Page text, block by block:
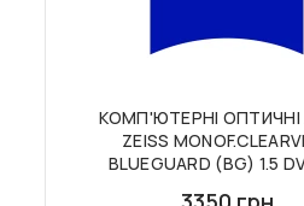
КОМП'ЮТЕРНІ ОПТИЧНІ
ZEISS
BLUEGUARD (BG) 1.5